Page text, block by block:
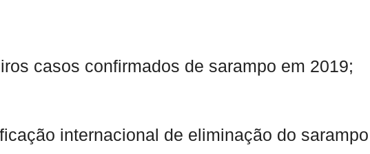
casos confirmados de sarampo em 2019;
internacional de eliminação do sarampo